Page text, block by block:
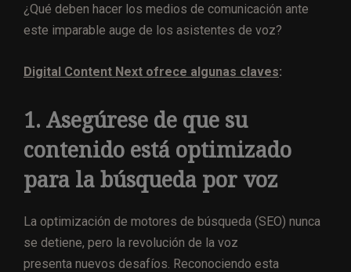
¿Qué deben hacer los medios de comunicación ante
este imparable auge de los asistentes de voz?
Digital Content Next ofrece algunas claves:
1. Asegúrese de que su
contenido está optimizado
para la búsqueda por voz
La optimización de motores de búsqueda (SEO) nunca
se detiene, pero la revolución de la voz
presenta nuevos desafíos. Reconociendo esta